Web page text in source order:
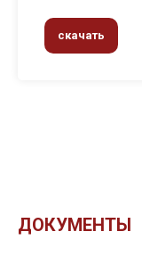
скачать
ДОКУМЕНТЫ